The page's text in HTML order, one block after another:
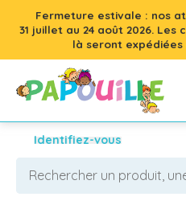
Fermeture estivale : nos
31 juillet au 24 août 2026. Les
là seront expédiées
Identifiez-vous